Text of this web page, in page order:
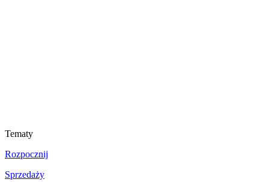
Tematy
Rozpocznij
Sprzedaży